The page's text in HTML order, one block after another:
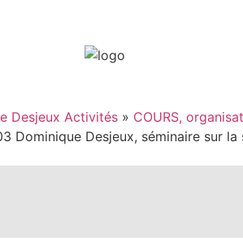
Desjeux Activités » COURS,
Dominique Desjeux, séminaire sur